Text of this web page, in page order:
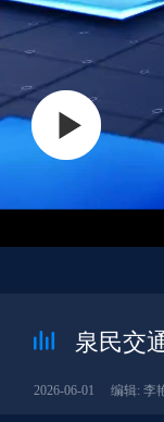
泉民交
2026-06-01 编辑: 李